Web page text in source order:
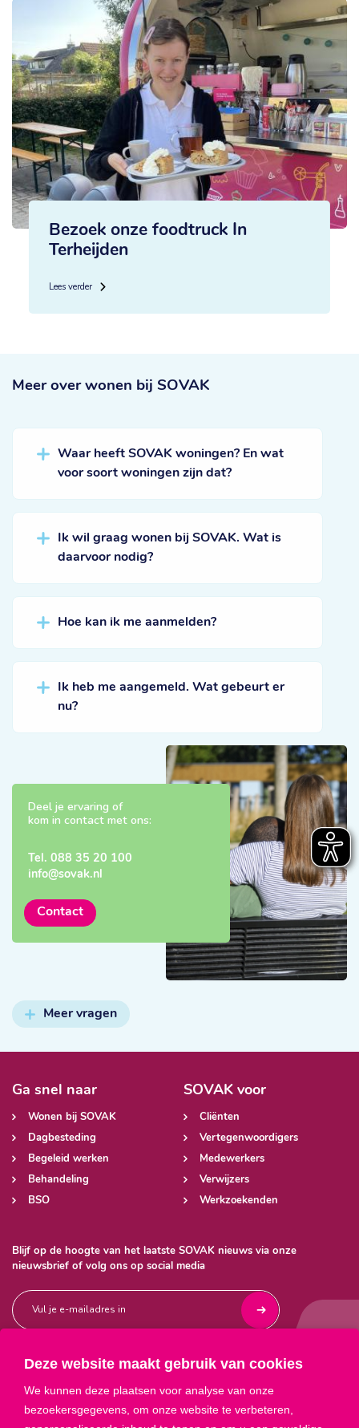
Deze website maakt gebruik van cookies
We kunnen deze plaatsen voor analyse van onze
bezoekersgegevens, om onze website te verbeteren,
Bezoek onze foodtruck In
Terheijden
Lees verder
Meer over wonen bij SOVAK
Waar heeft SOVAK woningen? En wat
voor soort woningen zijn dat?
Ik wil graag wonen bij SOVAK. Wat is
daarvoor nodig?
Hoe kan ik me aanmelden?
Ik heb me aangemeld. Wat gebeurt er
nu?
Deel je ervaring of
kom in contact met ons:
Tel. 088 35 20 100
info@sovak.nl
Contact
Meer vragen
Blijf op de hoogte van het laatste SOVAK nieuws via onze
nieuwsbrief of volg ons op social media
  
Ga snel naar
Wonen bij SOVAK
Dagbesteding
Begeleid werken
Behandeling
BSO
SOVAK voor
Cliënten
Vertegenwoordigers
Medewerkers
Verwijzers
Werkzoekenden